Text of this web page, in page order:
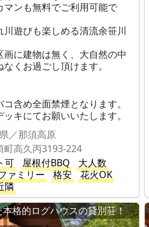
マンも無料でご利用可能で
遊びも楽しめる清流余笹川
画に建物は無く、大自然の中
くお過ごし頂けます。
含め全面禁煙となります。
キにてお願いいたします。
／那須高原
町高久丙3193-224
可 屋根付BBQ
大人数
ァミリー 格安
花火OK
隣
格的ログハウスの貸別荘！